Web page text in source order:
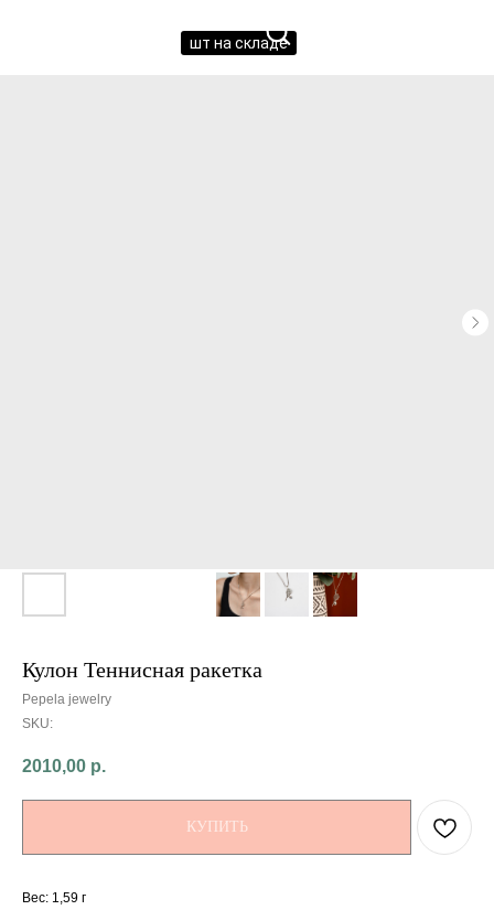
Кулон Теннисная ракетка
Pepela jewelry
SKU:
2010,00 р.
КУПИТЬ
Вес: 1,59 г